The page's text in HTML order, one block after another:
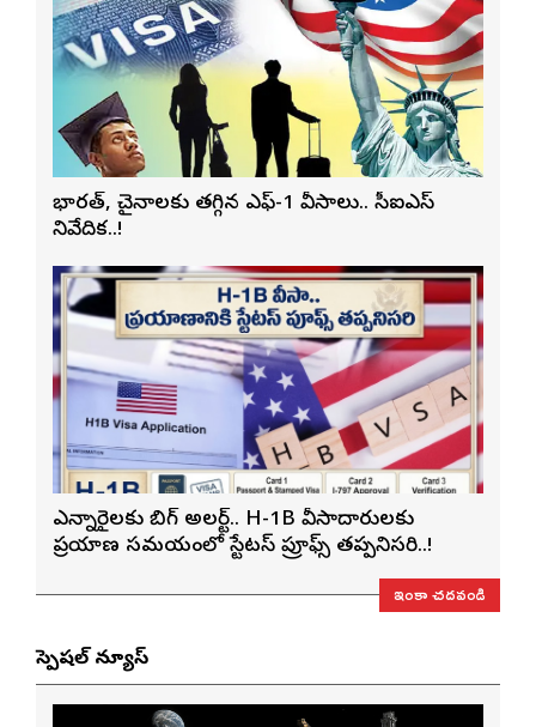
భారత్, చైనాలకు తగ్గిన ఎఫ్-1 వీసాలు.. సీఐఎస్
నివేదిక..!
ఎన్నారైలకు బిగ్ అలర్ట్.. H-1B వీసాదారులకు
ప్రయాణ సమయంలో స్టేటస్ ప్రూఫ్స్ తప్పనిసరి..!
ఇంకా చదవండి
స్పెషల్ న్యూస్